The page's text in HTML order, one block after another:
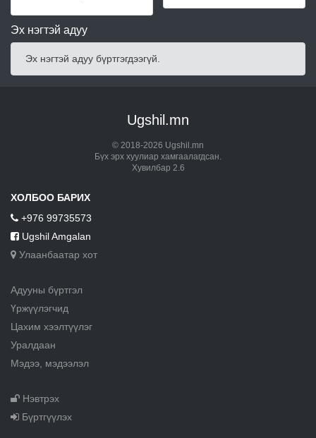
Эх нэгтэй адуу
Эх нэгтэй адуу бүртгэгдээгүй.
Ugshil.mn
© 2018-2026 Ugshil.mn
Бүх эрх хуулиар хамгаалагдсан.
Хувилбар 2.6
ХОЛБОО БАРИХ
+976 99735573
Ugshil Amgalan
Улаанбаатар хот
Адууны бүртгэл
Үржүүлэгчид
Цахим хээлтүүлэг
Уралдаан
Мэдээ, мэдээлэл
Нэвтрэх
Бүртгүүлэх